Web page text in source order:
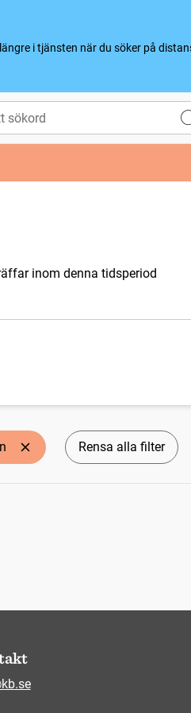
i tjänsten när du söker på
inom denna tidsperiod
Rensa alla filter